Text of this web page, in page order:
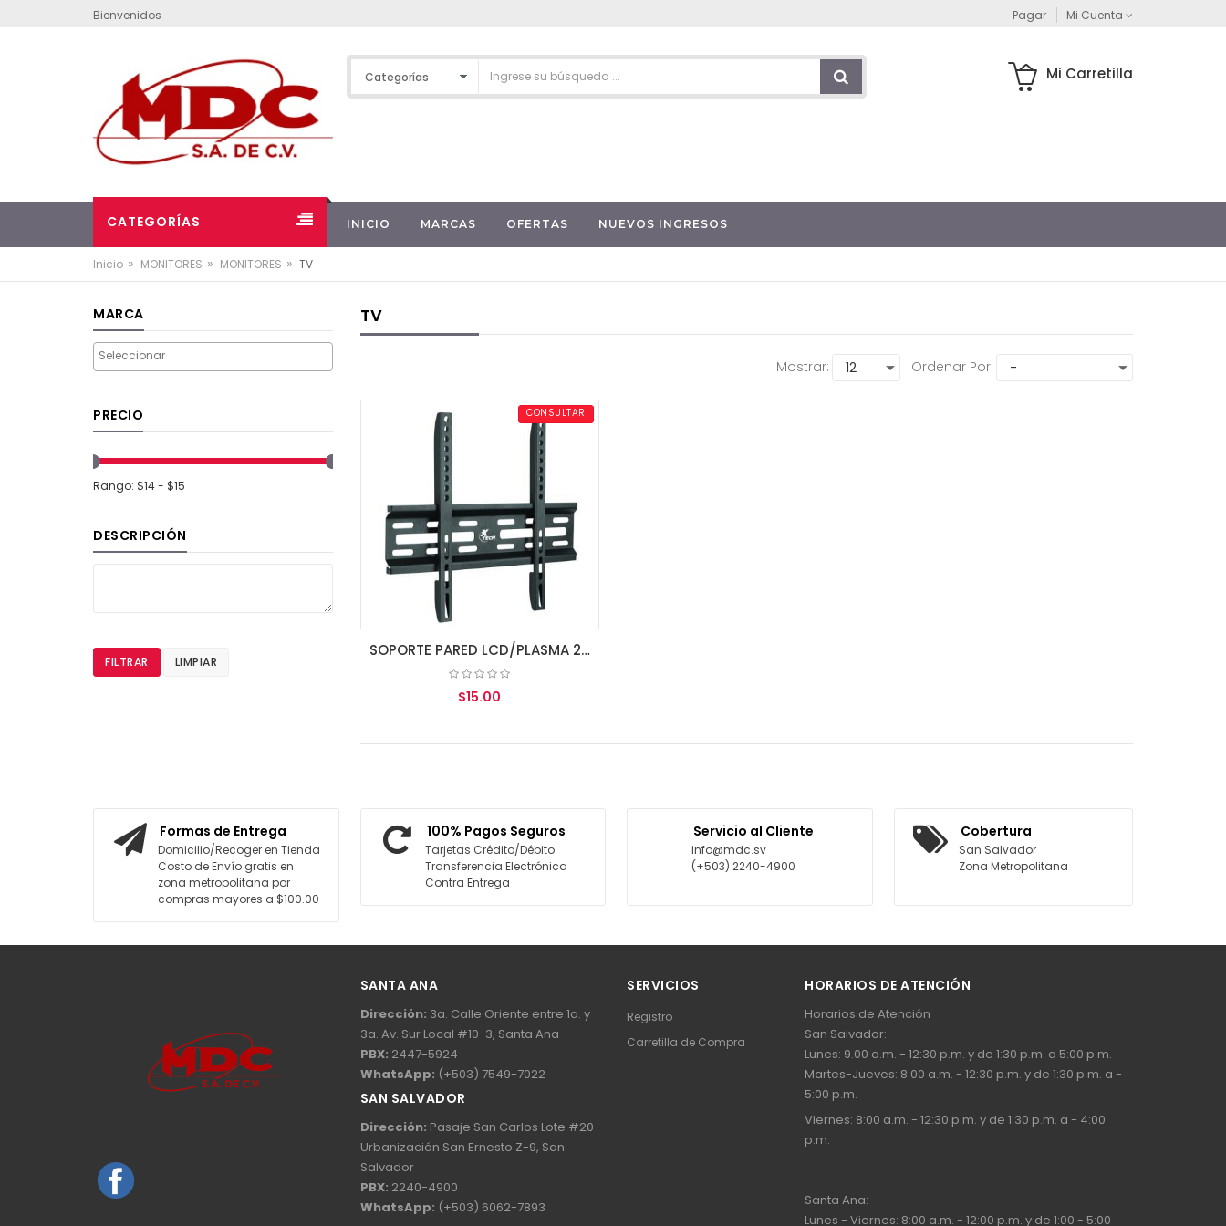
Bienvenidos Pagar Mi Cuenta
Mi Carretilla
CATEGORÍAS INICIO MARCAS OFERTAS NUEVOS INGRESOS
Inicio » MONITORES » MONITORES » TV
TV
Ordenar Por:
Mostrar:
CONSULTAR
SOPORTE PARED LCD/PLASMA 23-42" 77lb/35kg XTA-500 XTECH
$15.00
MARCA
PRECIO
Rango: $14 - $15
DESCRIPCIÓN
FILTRAR LIMPIAR
Formas de Entrega
Domicilio/Recoger en Tienda
Costo de Envío gratis en
zona metropolitana por
compras mayores a $100.00
100% Pagos Seguros
Tarjetas Crédito/Débito
Transferencia Electrónica
Contra Entrega
Servicio al Cliente
info@mdc.sv
(+503) 2240-4900
Cobertura
San Salvador
Zona Metropolitana
SANTA ANA
Dirección: 3a. Calle Oriente entre 1a. y
3a. Av. Sur Local #10-3, Santa Ana
PBX: 2447-5924
WhatsApp: (+503) 7549-7022
SAN SALVADOR
Dirección: Pasaje San Carlos Lote #20
Urbanización San Ernesto Z-9, San
Salvador
PBX: 2240-4900
WhatsApp: (+503) 6062-7893
SERVICIOS
Registro
Carretilla de Compra
HORARIOS DE ATENCIÓN
Horarios de Atención
San Salvador:
Lunes: 9.00 a.m. - 12:30 p.m. y de 1:30 p.m. a 5:00 p.m.
Martes-Jueves: 8:00 a.m. - 12:30 p.m. y de 1:30 p.m. a -
5:00 p.m.
Viernes: 8:00 a.m. - 12:30 p.m. y de 1:30 p.m. a - 4:00
p.m.
Santa Ana:
Lunes - Viernes: 8:00 a.m. - 12:00 p.m. y de 1:00 - 5:00